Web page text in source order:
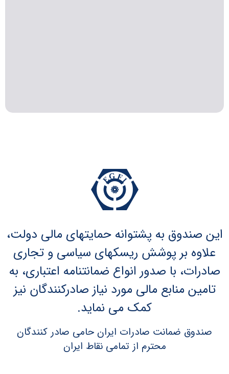
این صندوق به پشتوانه حمایتهای مالی دولت،
علاوه بر پوشش ریسکهای سیاسی و تجاری
صادرات، با صدور انواع ضمانتنامه اعتباری، به
تامین منابع مالی مورد نیاز صادرکنندگان نیز
کمک می نماید.
صندوق ضمانت صادرات ایران حامی صادر کنندگان
محترم از تمامی نقاط ایران